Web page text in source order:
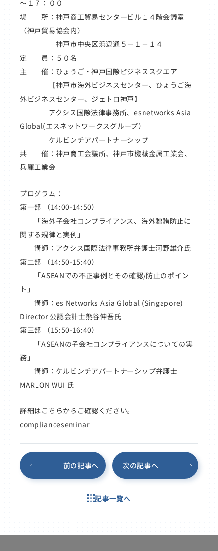
～１７：００
場 所：神戸商工貿易センタービル１４階会議室
（神戸貿易協会内）
神戸市中央区浜辺通５－１－１４
定 員：５０名
主 催：ひょうご・神戸国際ビジネススクエア
【神戸市海外ビジネスセンター、ひょうご海
外ビジネスセンター、ジェトロ神戸】
アクシス国際法律事務所、esnetworks Asia
Global(エスネットワークスグループ）
ケルビンチアパートナーシップ
共 催：神戸商工会議所、神戸市機械金属工業会、
兵庫工業会
プログラム：
第一部 （14:00-14:50）
「海外子会社コンプライアンス、海外贈賄防止に
関する規律と実例」
講師：アクシス国際法律事務所弁護士河野雄介氏
第二部 （14:50-15:40）
「ASEANでの不正事例とその確認/防止のポイン
ト」
講師：es Networks Asia Global (Singapore)
Director 公認会計士熊谷伸吾氏
第三部 （15:50-16:40）
「ASEANの子会社コンプライアンスについての実
務」
講師：ケルビンチアパートナーシップ弁護士
MARLON WUI 氏
詳細はこちらからご確認ください。
complianceseminar
前の記事へ
記事一覧へ
次の記事へ